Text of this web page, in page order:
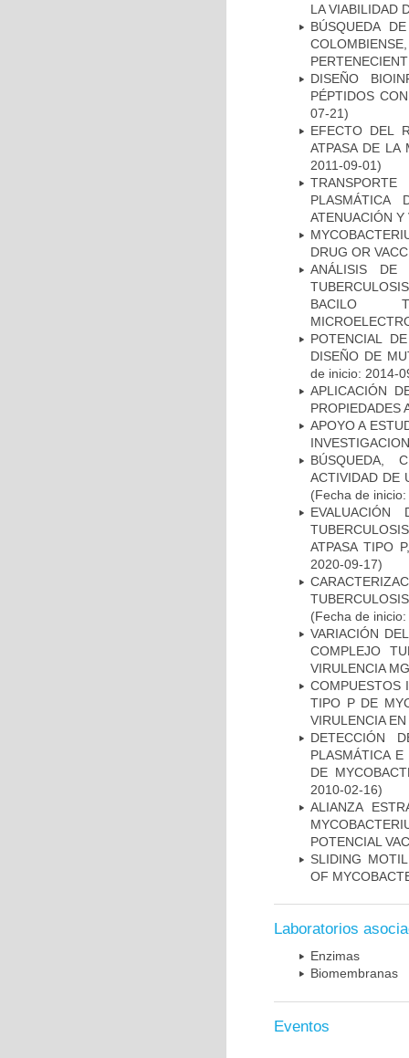
LA VIABILIDAD
BÚSQUEDA
DISEÑO
PÉPTIDOS
07-21)
EFECTO DEL
ATPASA DE LA
2011-09-01)
PLASMÁTICA
ATENUACIÓN Y
DRUG OR
ANÁLISIS DE
BACILO
POTENCIAL
DISEÑO DE
de inicio: 2014-
APLICACIÓN
PROPIEDADES
APOYO A
BÚSQUEDA,
ACTIVIDAD DE
(Fecha de
ATPASA TIPO
2020-09-17)
(Fecha de
VARIACIÓN
COMPLEJO
VIRULENCIA
COMPUESTOS
TIPO P DE
VIRULENCIA
DETECCIÓN
PLASMÁTICA
DE
2010-02-16)
ALIANZA
POTENCIAL
SLIDING
OF
Laboratorios
Enzimas
Biomembranas
Eventos